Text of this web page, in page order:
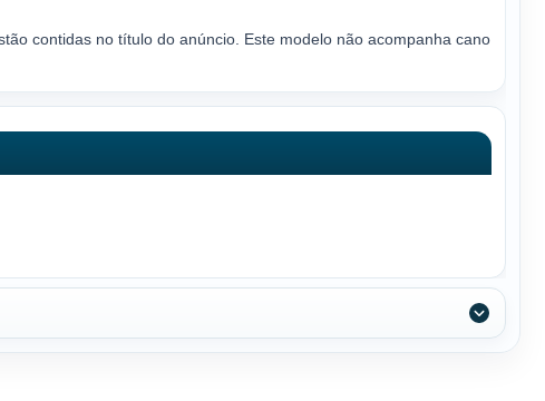
contidas no título do anúncio. Este modelo não acompanha cano